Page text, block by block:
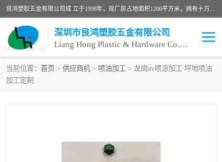
良鸿塑胶五金有限公司成 立于1998年，现厂房占地面积1200平方米，拥有十万级无尘车间，自动喷涂线1条，手动喷涂线2条，丝印移印滚印烫印拉线1条，本公司自建厂以来一直 以“顾客、品质、服务三个第一”为原则，从来货到处理、喷漆、烘烤、品检、包装等每一道工序都严格把持质量关，竭诚为广大朋友、客户服务。现如今已深得广 大客户信赖。
深圳市良鸿塑胶五金有限公司
Liang Hong Plastic & Hardware Co. Ltd
当前位置： 首页 > 供应商机 > 喷油加工 > 龙岗uv喷涂加工 坪地喷油
加工定制
喷油加工